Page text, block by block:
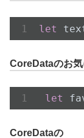
let
CoreDataのお
let
CoreDataの